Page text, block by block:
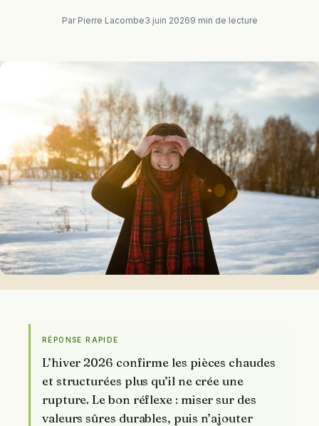
Par Pierre Lacombe3 juin 20269 min de lecture
RÉPONSE RAPIDE
L’hiver 2026 confirme les pièces chaudes
et structurées plus qu’il ne crée une
rupture. Le bon réflexe : miser sur des
valeurs sûres durables, puis n’ajouter